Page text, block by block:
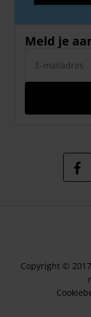
Meld je
Copyright ©